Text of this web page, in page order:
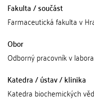
Fakulta / součást
Farmaceutická fakulta v
Obor
Odborný pracovník v
Katedra / ústav / klinika
Katedra biochemických věd